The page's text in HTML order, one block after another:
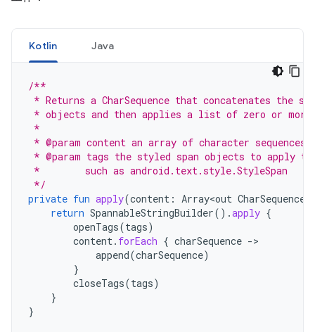
Kotlin Java
/**
* Returns a CharSequence that concatenates the
* objects and then applies a list of zero or
*
* @param content an array of character
* @param tags the styled span objects to apply
*        such as android.text.style.StyleSpan
*/
private fun apply(content : Array<out CharSequence
return SpannableStringBuilder().apply {
openTags(tags)
content. forEach { charSequence -
append(charSequence)
}
closeTags(tags)
}
}